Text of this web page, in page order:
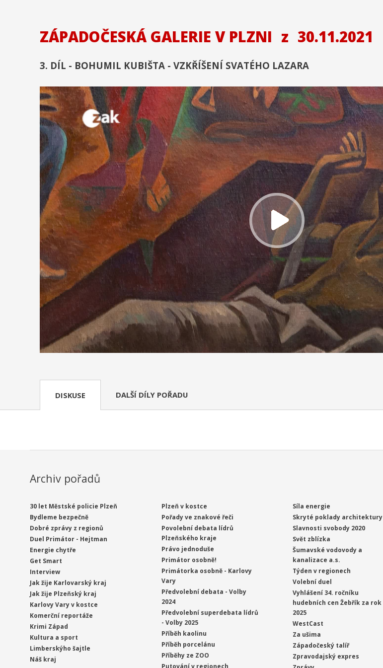
ZÁPADOČESKÁ GALERIE V PLZNI z 30.11.2021
3. DÍL - BOHUMIL KUBIŠTA - VZKŘÍŠENÍ SVATÉHO LAZARA
DISKUSE DALŠÍ DÍLY POŘADU
Archiv pořadů
30 let Městské policie Plzeň
Bydleme bezpečně
Dobré zprávy z regionů
Duel Primátor - Hejtman
Energie chytře
Get Smart
Interview
Jak žije Karlovarský kraj
Jak žije Plzeňský kraj
Karlovy Vary v kostce
Komerční reportáže
Krimi Západ
Kultura a sport
Limberskýho šajtle
Náš kraj
Plzeň v kostce
Pořady ve znakové řeči
Povolební debata lídrů
Plzeňského kraje
Právo jednoduše
Primátor osobně!
Primátorka osobně - Karlovy
Vary
Předvolební debata - Volby
2024
Předvolební superdebata lídrů
- Volby 2025
Příběh kaolinu
Příběh porcelánu
Příběhy ze ZOO
Síla energie
Skryté poklady architektury
Slavnosti svobody 2020
Svět zblízka
Šumavské vodovody a
kanalizace a.s.
Týden v regionech
Volební duel
Vyhlášení 34. ročníku
hudebních cen Žebřík za rok
2025
WestCast
Za ušima
Západočeský talíř
Zpravodajský expres